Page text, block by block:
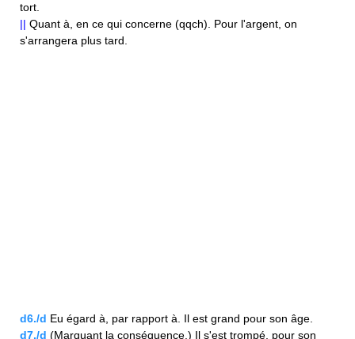
tort.
|| Quant à, en ce qui concerne (qqch). Pour l'argent, on
s'arrangera plus tard.
d6./d Eu égard à, par rapport à. Il est grand pour son âge.
d7./d (Marquant la conséquence.) Il s'est trompé, pour son